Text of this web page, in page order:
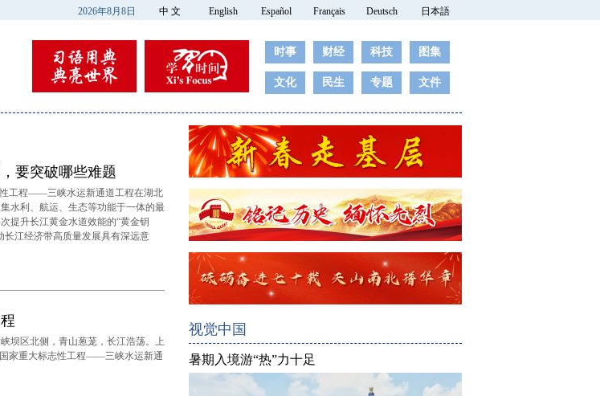
日本語
Deutsch
Français
Español
English
中 文
2026年8月8日
时事 财经 科技 图集
文化 民生 专题 文件
要突破哪些难题
工程——三峡水运新通道工程在湖北
水利、航运、生态等功能于一体的最
提升长江黄金水道效能的“黄金钥
长江经济带高质量发展具有深远意
区北侧，青山葱茏，长江浩荡。上
家重大标志性工程——三峡水运新通
视觉中国
暑期入境游“热”力十足